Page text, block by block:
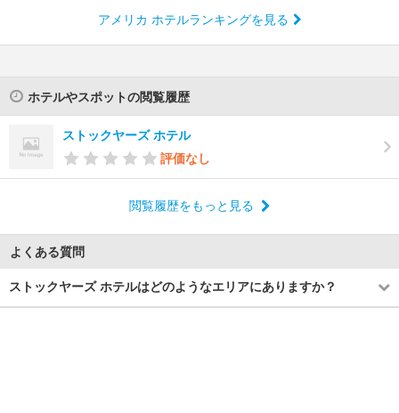
アメリカ ホテルランキングを見る
ホテルやスポットの閲覧履歴
ストックヤーズ ホテル
評価なし
閲覧履歴をもっと見る
よくある質問
ストックヤーズ ホテルはどのようなエリアにありますか？